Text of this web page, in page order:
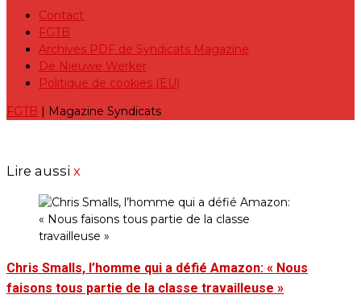
Contact
FGTB
Archives PDF de Syndicats Magazine
De Nieuwe Werker
Politique de cookies (EU)
FGTB | Magazine Syndicats
Lire aussi x
Chris Smalls, l’homme qui a défié Amazon: « Nous
faisons tous partie de la classe travailleuse »